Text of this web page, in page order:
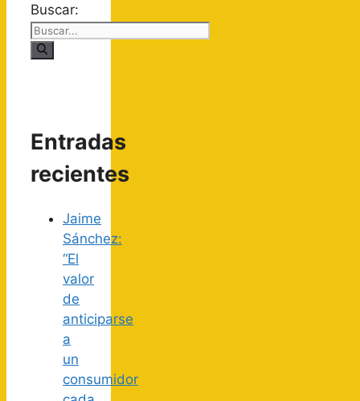
Buscar:
Entradas
recientes
Jaime
Sánchez:
“El
valor
de
anticiparse
a
un
consumidor